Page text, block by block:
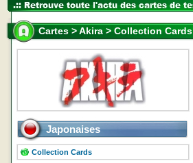
Cartes > Akira > Collection
Japonaises
Collection Cards